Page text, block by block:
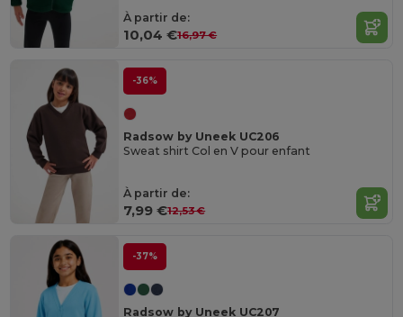
À partir de:
10,04 €16,97 €
-36%
Radsow by Uneek UC206
Sweat shirt Col en V pour enfant
À partir de:
7,99 €12,53 €
-37%
Radsow by Uneek UC207